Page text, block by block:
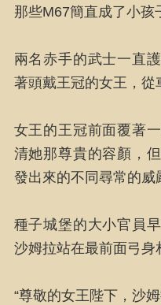
那些M67簡直成了小孩
兩名赤手的武士一直
著頭戴王冠的女王，從
女王的王冠前面覆著
清她那尊貴的容顏，
發出來的不同尋常的威
種子城堡的大小官員
沙姆拉站在最前面弓身
“尊敬的女王陛下，沙